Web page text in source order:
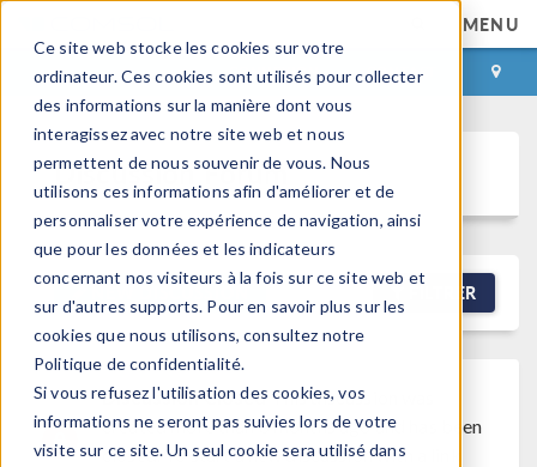
Ce site web stocke les cookies sur votre
ordinateur. Ces cookies sont utilisés pour collecter
des informations sur la manière dont vous
interagissez avec notre site web et nous
permettent de nous souvenir de vous. Nous
utilisons ces informations afin d'améliorer et de
personnaliser votre expérience de navigation, ainsi
que pour les données et les indicateurs
concernant nos visiteurs à la fois sur ce site web et
sur d'autres supports. Pour en savoir plus sur les
cookies que nous utilisons, consultez notre
Politique de confidentialité.
Si vous refusez l'utilisation des cookies, vos
informations ne seront pas suivies lors de votre
visite sur ce site. Un seul cookie sera utilisé dans
MENU
CONNEXION CONTACT
Discussion Forum
FILTRER
Discussion ClosedThis discussion was
created more than 6 months ago and has been
closed. To start a new discussion with a link